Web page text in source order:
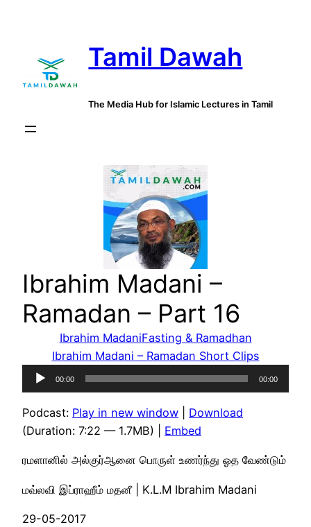
Tamil Dawah
The Media Hub for Islamic Lectures in Tamil
Ibrahim Madani –
Ramadan – Part 16
Ibrahim MadaniFasting & Ramadhan
Ibrahim Madani – Ramadan Short Clips
Audio
Player
00:00 00:00
Podcast: Play in new window
Download
(Duration: 7:22 — 1.7MB) | Embed
ரமளானில் அல்குர்ஆனை பொருள் உணர்ந்து ஓத வேண்டும்
மவ்லவி இப்ராஹீம் மதனீ | K.L.M Ibrahim Madani
29-05-2017